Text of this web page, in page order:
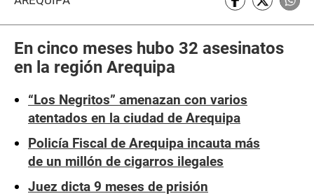
En cinco meses hubo 32 asesinatos
en la región Arequipa
“Los Negritos” amenazan con varios
atentados en la ciudad de Arequipa
Policía Fiscal de Arequipa incauta más
de un millón de cigarros ilegales
Juez dicta 9 meses de prisión